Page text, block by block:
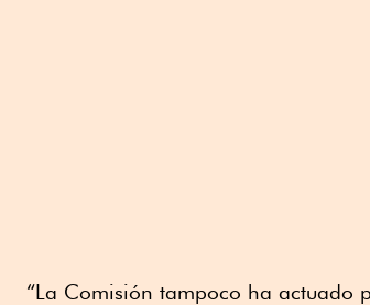
“La Comisión tampoco ha